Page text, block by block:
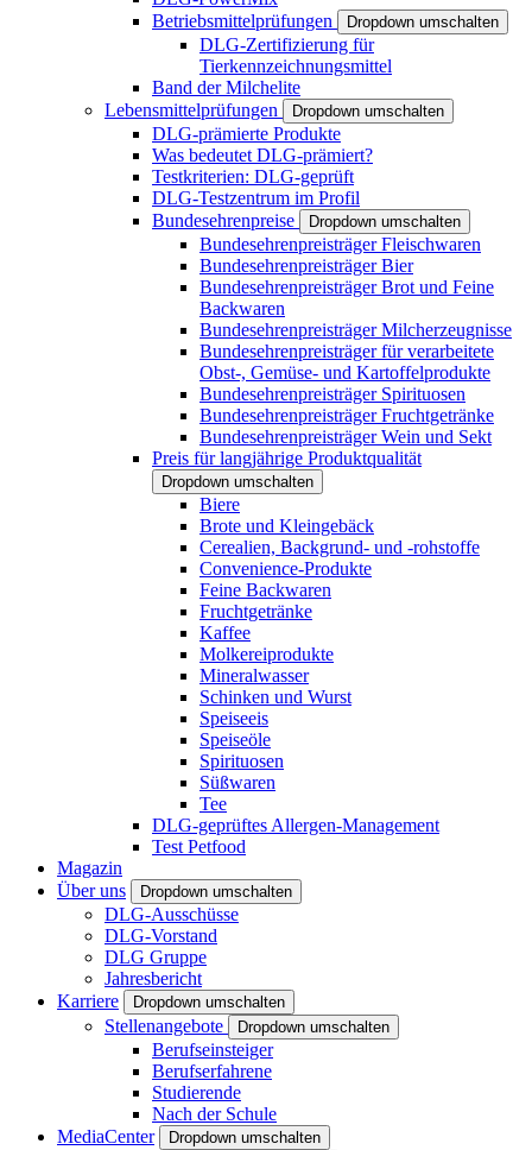
Betriebsmittelprüfungen
Dropdown umschalten
DLG-Zertifizierung für
Tierkennzeichnungsmittel
Band der Milchelite
Lebensmittelprüfungen
Dropdown umschalten
DLG-prämierte Produkte
Was bedeutet DLG-prämiert?
Testkriterien: DLG-geprüft
DLG-Testzentrum im Profil
Bundesehrenpreise
Dropdown umschalten
Bundesehrenpreisträger Fleischwaren
Bundesehrenpreisträger Bier
Bundesehrenpreisträger Brot und Feine
Backwaren
Bundesehrenpreisträger Milcherzeugnisse
Bundesehrenpreisträger für verarbeitete
Obst-, Gemüse- und Kartoffelprodukte
Bundesehrenpreisträger Spirituosen
Bundesehrenpreisträger Fruchtgetränke
Bundesehrenpreisträger Wein und Sekt
Preis für langjährige Produktqualität
Dropdown umschalten
Biere
Brote und Kleingebäck
Cerealien, Backgrund- und -rohstoffe
Convenience-Produkte
Feine Backwaren
Fruchtgetränke
Kaffee
Molkereiprodukte
Mineralwasser
Schinken und Wurst
Speiseeis
Speiseöle
Spirituosen
Süßwaren
Tee
DLG-geprüftes Allergen-Management
Test Petfood
Magazin
Über uns
Dropdown umschalten
DLG-Ausschüsse
DLG-Vorstand
DLG Gruppe
Jahresbericht
Karriere
Dropdown umschalten
Stellenangebote Dropdown umschalten
Berufseinsteiger
Berufserfahrene
Studierende
Nach der Schule
MediaCenter
Dropdown umschalten